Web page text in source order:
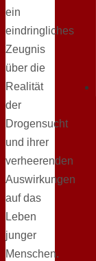
ein
eindringliches
Zeugnis
über die
Realität
der
Drogensucht
und ihrer
verheerenden
Auswirkungen
auf das
Leben
junger
Menschen.